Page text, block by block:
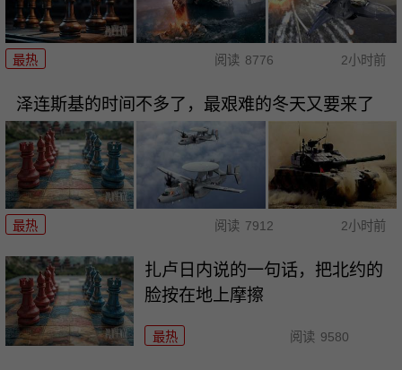
最热 阅读 8776 2小时前
泽连斯基的时间不多了，最艰难的冬天又要来了
最热 阅读 7912 2小时前
扎卢日内说的一句话，把北约的
脸按在地上摩擦
最热 阅读 9580